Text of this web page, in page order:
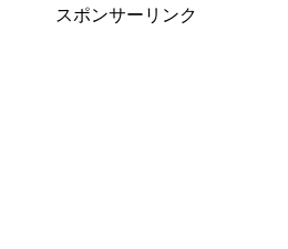
スポンサーリンク